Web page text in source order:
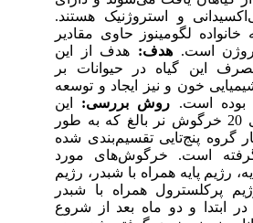
و استروژنیک هستند.
لگومینوز حاوی مقادیر
است.هدف:هدف از این
این گیاه در حیوانات بر
خون و نیز ایجاد و توسعه
است.روش بررسی:این
بررسی بر روی 20 خرگوش نر بالغ که به طور
پنج‌تایی تقسیم‌بندی شده‌
است. خرگوش‌های مورد
پایه همراه با شبدر، رژیم
پرکلسترول همراه با شبدر
ابتدا و دو ماه بعد از شروع